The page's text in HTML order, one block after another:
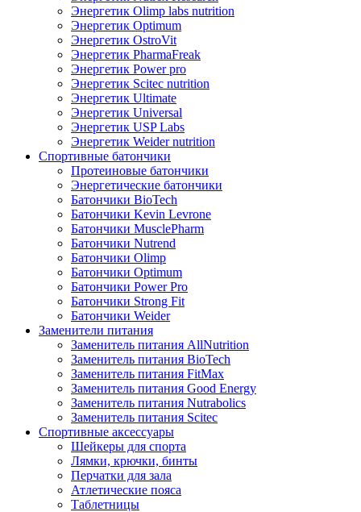
Энергетик Olimp labs nutrition
Энергетик Optimum
Энергетик OstroVit
Энергетик PharmaFreak
Энергетик Power pro
Энергетик Scitec nutrition
Энергетик Ultimate
Энергетик Universal
Энергетик USP Labs
Энергетик Weider nutrition
Спортивные батончики
Протеиновые батончики
Энергетические батончики
Батончики BioTech
Батончики Kevin Levrone
Батончики MusclePharm
Батончики Nutrend
Батончики Olimp
Батончики Optimum
Батончики Power Pro
Батончики Strong Fit
Батончики Weider
Заменители питания
Заменитель питания AllNutrition
Заменитель питания BioTech
Заменитель питания FitMax
Заменитель питания Good Energy
Заменитель питания Nutrabolics
Заменитель питания Scitec
Спортивные аксессуары
Шейкеры для спорта
Лямки, крючки, бинты
Перчатки для зала
Атлетические пояса
Таблетницы